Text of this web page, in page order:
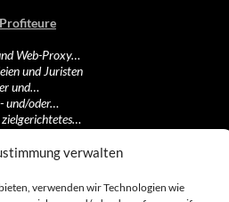
verwalten
verwenden wir Technologien wie
Web-Proxy…
und Juristen
und…
und/oder…
, Web- und…
und eintreibende…
Roulette & Co.